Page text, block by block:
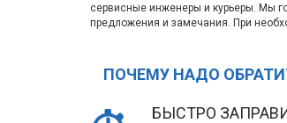
сервисные инженеры и курьеры. Мы
предложения и замечания. При
ПОЧЕМУ НАДО
БЫСТРО